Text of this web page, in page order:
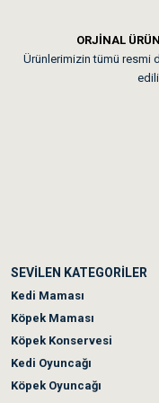
ORJİNAL
Ürünlerimizin tümü resmi
SEVİLEN KATEGORİLER
Kedi Maması
Köpek Maması
Köpek Konservesi
Kedi Oyuncağı
Köpek Oyuncağı